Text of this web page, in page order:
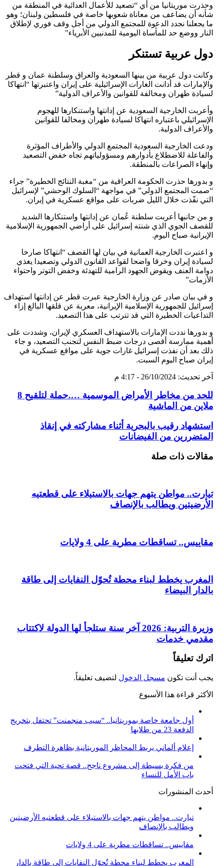
وحذرت موريتانيا من أي “تصعيد للأعمال العدائية في المنطقة من
شأنه أن يضاعف من معاناة شعوبها خاصة في فلسطين ولبنان؛ وهو
ما يجعلنا نجدد الدعوة للمجتمع الدولي من أجل وقف فوري لإطلاق
النار ووضع حد للمأساة اليومية للمدنيين الأبرياء”
دول عربية تستنكر
وكانت دول عربية من بينها السعودية والعراق وسلطنة عمان و قطر
والإمارات قد أدانت الغارات الإسرائيلية على إيران واعتبرتها “انتهاكا
لسيادة طهران ومخالفة للقوانين والأعراف الدولية”
وأعربت الخارجية السعودية عن إدانتها واستنكارها للهجوم
الإسرائيلي باعتباره انتهاكا لسيادة طهران ومخالفا للقوانين
والأعراف الدولية.
ودعت الخارجية السعودية المجتمع الدولي والأطراف المؤثرة
والفاعلة للاضطلاع بأدوارهم ومسؤولياتهم تجاه خفض التصعيد
وإنهاء الصراعات بالمنطقة.
و بدورها حذرت الحكومة العراقية من “مغبة النتائج الخطيرة” جراء
“صمت المجتمع الدولي” في مواجهة “السلوك الوحشي” لإسرائيل
التي نفّذت خلال الليل ضربات على مواقع عسكرية في إيران.
و من جانبها أعربت سلطنة عُمان عن إدانتها واستنكارها الشديد
للقصف الجوي الذي شنته إسرائيل على أراضي الجمهورية الإسلامية
الإيرانية صباح اليوم.
و اعتبرت الخارجية العمانية في بيان لها القصف “انتهاكا صارخا
لسيادة إيران وخرقا واضحا لقواعد القانون الدولي وتصعيدا يغذي
دوامة العنف ويقوض الجهود الرامية للتهدئة وخفض التوتر واحتواء
الأزمات”
و في بيان صادر عن وزارة الخارجية عبرت قطر عن إدانتها استهداف
إسرائيل للجمهورية الإسلامية الإيرانية، معربة عن قلقها البالغ إزاء
التداعيات الخطيرة التي قد تترتب على هذا التصعيد.
و بدورها نددت الإمارات بالاستهداف العسكري لإيران، وشددت على
أهمية ممارسة أقصى درجات ضبط النفس لتجنب التصعيد، و جاء
ذلك بعد أن نفذت إسرائيل غارات جوية على مواقع عسكرية في
إيران صباح اليوم السبت.
آخر تحديث: 26/10/2024 - 4:17 م
للحد من مخاطر الأمراض الموسمية ….حملة لتلقيح 8
ملاين من الماشية
استشهاد رقيب بالبحرية أثناء مشاركته في إنقاذ
المتضررين من الفيضانات
مقالات ذات صلة
تيارت.. مواطن يتهم جهات بالاستيلاء على قطعتيه
الأرضيتين ويطالب بالإنصاف
مقاييس.. تساقطات مطرية على 4 ولايات
المغرب يخطط لبناء محطة تُحوّل النفايات إلى طاقة
بالدار البيضاء
وزيرة التربية: 2026 آخر سنة ستلجأ لها الدولة لاكتتاب
مقدمي خدمات
اترك تعليقاً
يجب أنت تكون مسجل الدخول لتضيف تعليقاً.
الأكثر قراءة هذا الأسبوع
أول جامعة خاصة بموريتانيا.. “سيب منجمنت” تحتفل بتخريج
الدفعة 23 من طلابها
إعلام ألماني يربط المحاظر الموريتانية بظاهرة التطرف
من فكرة بسيطة إلى مشروع ناجح.. قصة تحية التي فتحت
باب الأمل للنساء
أحدث المنشورات
تيارت.. مواطن يتهم جهات بالاستيلاء على قطعتيه الأرضيتين
ويطالب بالإنصاف
مقاييس.. تساقطات مطرية على 4 ولايات
المغرب يخطط لبناء محطة تُحوّل النفايات إلى طاقة بالدار